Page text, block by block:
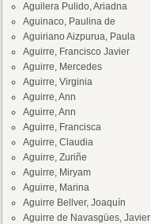
Aguilera Pulido, Ariadna
Aguinaco, Paulina de
Aguiriano Aizpurua, Paula
Aguirre, Francisco Javier
Aguirre, Mercedes
Aguirre, Virginia
Aguirre, Ann
Aguirre, Ann
Aguirre, Francisca
Aguirre, Claudia
Aguirre, Zuriñe
Aguirre, Miryam
Aguirre, Marina
Aguirre Bellver, Joaquín
Aguirre de Navasgües, Javier